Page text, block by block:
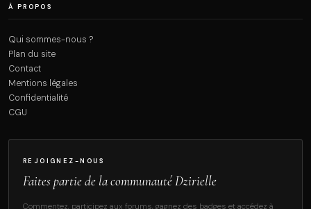
À PROPOS
Qui sommes-nous ?
Plan du site
Contact
Mentions légales
Confidentialité
CGU
REJOIGNEZ-NOUS
Faites partie de la communauté Dzirielle
Commentez, participez aux forums, gagnez des badges et accédez à